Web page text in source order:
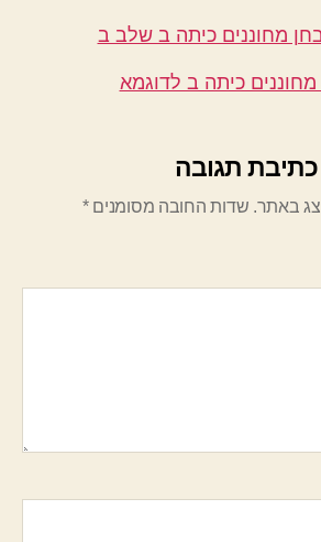
מחוננים כיתה ב שלב ב
כיתה ב לדוגמא
כתיבת תגובה
באתר. שדות החובה מסומנים*